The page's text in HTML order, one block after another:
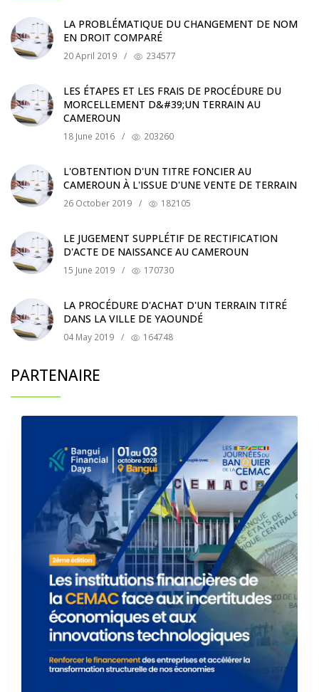
LA PROBLÉMATIQUE DU CHANGEMENT DE NOM
EN DROIT COMPARÉ
20 April 2019 / 234577
LES ÉTAPES ET LES FRAIS DE PROCÉDURE DU
MORCELLEMENT D&#39;UN TERRAIN AU
CAMEROUN
18 June 2016 / 203260
L'OBTENTION D'UN TITRE FONCIER AU
CAMEROUN À L'ISSUE D'UNE VENTE DE TERRAIN
26 October 2019 / 182105
LE JUGEMENT SUPPLÉTIF DE RECTIFICATION
D'ACTE DE NAISSANCE AU CAMEROUN
15 June 2019 / 170730
LA PROCÉDURE D'ACHAT D'UN TERRAIN TITRÉ
DANS LA VILLE DE YAOUNDÉ
04 May 2019 / 164748
PARTENAIRE